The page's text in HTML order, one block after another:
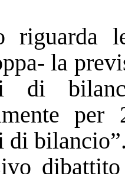
riguarda
la
di
di